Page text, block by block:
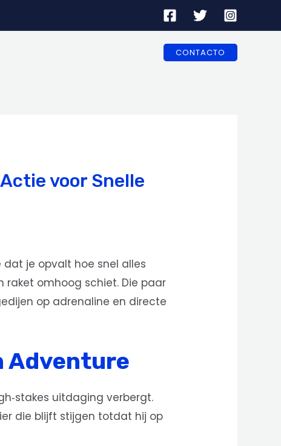
CONTACTO
voor Snelle
dat je opvalt hoe snel alles
raket omhoog schiet. Die paar
op adrenaline en directe
Adventure
uitdaging verbergt.
die blijft stijgen totdat hij op